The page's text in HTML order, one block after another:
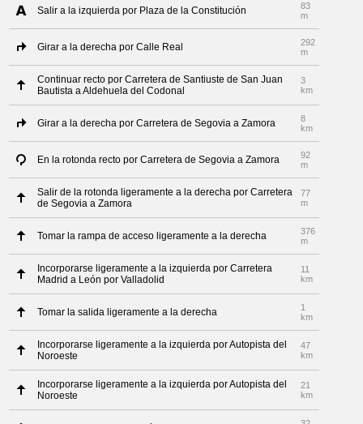
Salir a la izquierda por Plaza de la Constitución
83
m
Girar a la derecha por Calle Real
292
m
Continuar recto por Carretera de Santiuste de San Juan
Bautista a Aldehuela del Codonal
3
km
Girar a la derecha por Carretera de Segovia a Zamora
8
km
En la rotonda recto por Carretera de Segovia a Zamora
92
m
Salir de la rotonda ligeramente a la derecha por Carretera
de Segovia a Zamora
77
m
Tomar la rampa de acceso ligeramente a la derecha
376
m
Incorporarse ligeramente a la izquierda por Carretera
Madrid a León por Valladolid
11
km
Tomar la salida ligeramente a la derecha
1
km
Incorporarse ligeramente a la izquierda por Autopista del
Noroeste
47
km
Incorporarse ligeramente a la izquierda por Autopista del
Noroeste
21
km